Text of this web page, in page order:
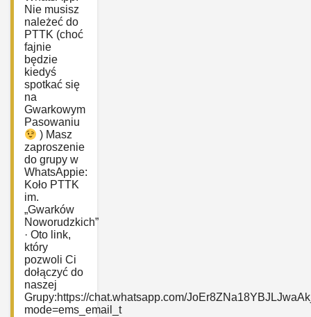
Nie musisz
należeć do
PTTK (choć
fajnie
będzie
kiedyś
spotkać się
na
Gwarkowym
Pasowaniu
) Masz
zaproszenie
do grupy w
WhatsAppie:
‎Koło PTTK
im.
„Gwarków
Noworudzkich”
· Oto link,
który
pozwoli Ci
dołączyć do
naszej
Grupy:https://chat.whatsapp.com/
mode=ems_email_t